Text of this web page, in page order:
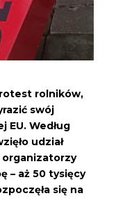
rolników,
swój
EU. Według
udział
organizatorzy
– aż 50 tysięcy
się na